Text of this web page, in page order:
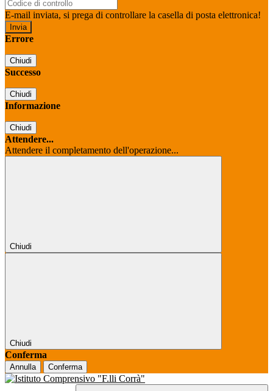
E-mail inviata, si prega di controllare la casella di posta elettronica!
Errore
Chiudi
Successo
Chiudi
Informazione
Chiudi
Attendere...
Attendere il completamento dell'operazione...
Chiudi
Chiudi
Conferma
Annulla Conferma